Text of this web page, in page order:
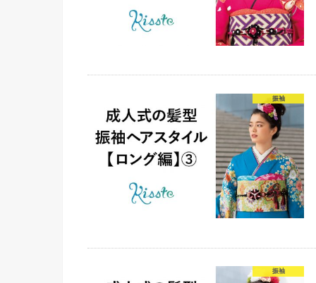
振袖
振袖